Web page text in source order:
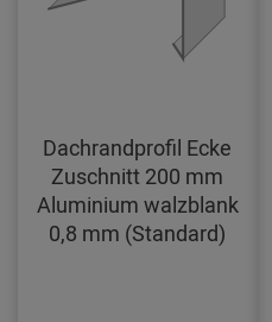
Dachrandprofil Ecke
Zuschnitt 200 mm
Aluminium walzblank
0,8 mm (Standard)